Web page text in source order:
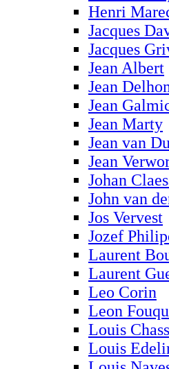
Henri
Jacques
Jacques
Jean Albert
Jean
Jean
Jean Marty
Jean van
Jean
Johan
John van
Jos Vervest
Jozef
Laurent
Laurent
Leo Corin
Leon
Louis
Louis